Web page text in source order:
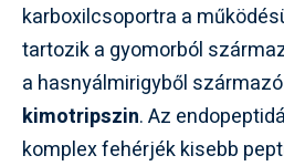
karboxilcsoportra a
tartozik a gyomorból
a hasnyálmirigyből származó
kimotripszin. Az
komplex fehérjék kisebb